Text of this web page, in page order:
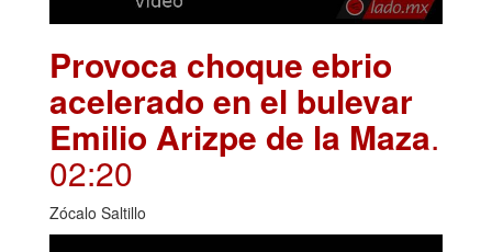
Provoca choque ebrio
acelerado en el bulevar
Emilio Arizpe de la Maza.
02:20
Zócalo Saltillo